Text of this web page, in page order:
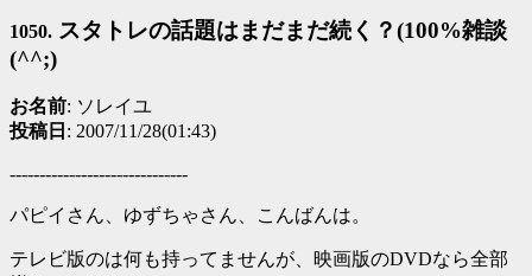
1050. スタトレの話題はまだまだ続く？(100%雑談
(^^;)
お名前: ソレイユ
投稿日 : 2007/11/28(01:43)
------------------------------
パピイさん、ゆずちゃさん、こんばんは。
テレビ版のは何も持ってませんが、映画版のDVDなら全部